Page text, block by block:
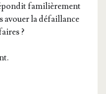
fami­liè­re­ment
avouer la défaillance
?